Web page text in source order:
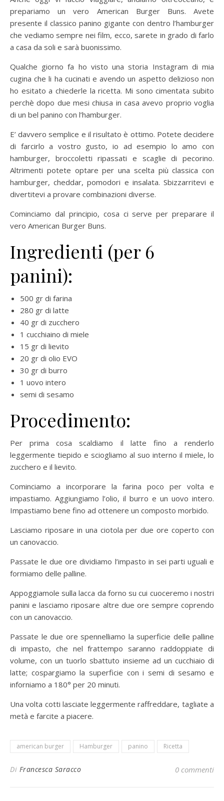
prepariamo un vero American Burger Buns. Avete
presente il classico panino gigante con dentro l’hamburger
che vediamo sempre nei film, ecco, sarete in grado di farlo
a casa da soli e sarà buonissimo.
Qualche giorno fa ho visto una storia Instagram di mia
cugina che li ha cucinati e avendo un aspetto delizioso non
ho esitato a chiederle la ricetta. Mi sono cimentata subito
perchè dopo due mesi chiusa in casa avevo proprio voglia
di un bel panino con l’hamburger.
E’ davvero semplice e il risultato è ottimo. Potete decidere
di farcirlo a vostro gusto, io ad esempio lo amo con
hamburger, broccoletti ripassati e scaglie di pecorino.
Altrimenti potete optare per una scelta più classica con
hamburger, cheddar, pomodori e insalata. Sbizzarritevi e
divertitevi a provare combinazioni diverse.
Cominciamo dal principio, cosa ci serve per preparare il
vero American Burger Buns.
Ingredienti (per 6
panini):
500 gr di farina
280 gr di latte
40 gr di zucchero
1 cucchiaino di miele
15 gr di lievito
20 gr di olio EVO
30 gr di burro
1 uovo intero
semi di sesamo
Procedimento:
Per prima cosa scaldiamo il latte fino a renderlo
leggermente tiepido e sciogliamo al suo interno il miele, lo
zucchero e il lievito.
Cominciamo a incorporare la farina poco per volta e
impastiamo. Aggiungiamo l’olio, il burro e un uovo intero.
Impastiamo bene fino ad ottenere un composto morbido.
Lasciamo riposare in una ciotola per due ore coperto con
un canovaccio.
Passate le due ore dividiamo l’impasto in sei parti uguali e
formiamo delle palline.
Appoggiamole sulla lacca da forno su cui cuoceremo i nostri
panini e lasciamo riposare altre due ore sempre coprendo
con un canovaccio.
Passate le due ore spennelliamo la superficie delle palline
di impasto, che nel frattempo saranno raddoppiate di
volume, con un tuorlo sbattuto insieme ad un cucchiaio di
latte; cospargiamo la superficie con i semi di sesamo e
inforniamo a 180° per 20 minuti.
Una volta cotti lasciate leggermente raffreddare, tagliate a
metà e farcite a piacere.
american burger Hamburger panino Ricetta
Di Francesca Saracco 0 commenti